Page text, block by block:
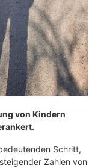
von Kindern
Schritt,
Zahlen von